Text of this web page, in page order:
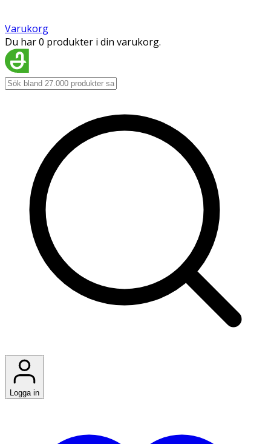
Varukorg
Du har 0 produkter i din varukorg.
Logga in